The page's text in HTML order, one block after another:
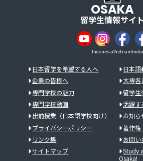
OSAKA
留学生情報サイト
IndonesiaVietnam
日本留学を希望する人へ
日本語
企業の皆様へ
大専各
専門学校の魅力
留学生
専門学校動画
活躍す
出前授業（日本語学校向け）
お知ら
プライバシーポリシー
著作権
リンク集
お問い
サイトマップ
Study
Osaka!